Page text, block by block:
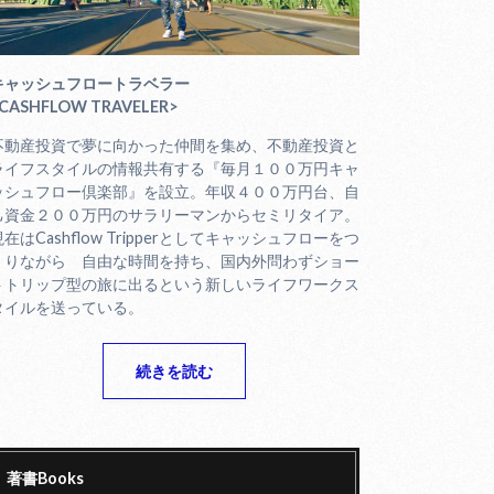
ャッシュフロートラベラー
TRAVELER>
動産投資で夢に向かった仲間を集め、不動産投資と
イフスタイルの情報共有する『毎月１００万円キャ
シュフロー倶楽部』を設立。年収４００万円台、自
資金２００万円のサラリーマンからセミリタイア。
在はCashflow Tripperとしてキャッシュフローをつ
りながら 自由な時間を持ち、国内外問わずショー
トリップ型の旅に出るという新しいライフワークス
イルを送っている。
続きを読む
著書Books